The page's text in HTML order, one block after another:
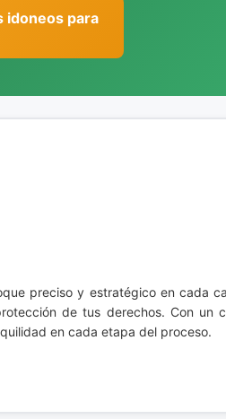
idoneos para
preciso y estratégico en cada
de tus derechos. Con un
en cada etapa del proceso.